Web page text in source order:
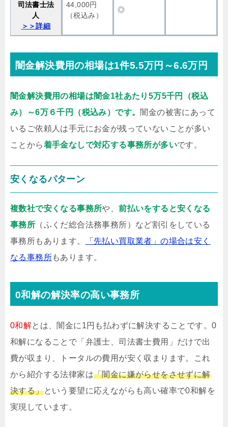
司法書士法
人
＞＞詳細
44,000円
（税込み）
◎
闇金解決費用の相場は1件5.5万円～6.6万円
闇金解決費用の相場は闇金1社あたり5万5千円（税込
み）～6万６千円（税込み）です。 闇金の被害にあって
いるご依頼人は手元にお金が残っていないことが多い
ことから着手金なしで対応する事務所が多いです。
安くなるパターン
複数社で安くなる事務所や、前払いをすると安くなる
事務所 （ふくだ総合法務事務所）など割引をしている
事務所もあります。
「先払い買取業者」の場合は安く
なる事務所もあります。
0和解の解決率の高い事務所
0和解とは、闇金に1円も払わずに解決することです。0
和解になることで「弁護士、司法書士費用」だけで出
費が収まり、トータルの費用が安く収まります。これ
から紹介する法律家は「闇金に嫌がらせをさせずに解
決する」という要望に応えながらも高い確率で0和解を
実現しています。